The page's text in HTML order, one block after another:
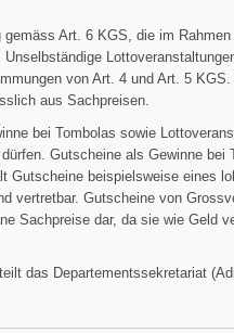
Art. 6 KGS, die im Rahmen
von Art. 4 und Art. 5
aus Sachpreisen.
bei Tombolas sowie
Gutscheine als Gewinne bei
Gutscheine beispielsweise eines
vertretbar. Gutscheine von
Sachpreise dar, da sie wie Geld
das Departementssekretariat